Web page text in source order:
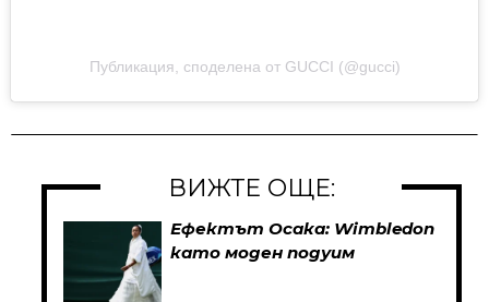
Публикация, споделена от GUCCI (@gucci)
ВИЖТЕ ОЩЕ:
Ефектът Осака: Wimbledon
като моден подуим